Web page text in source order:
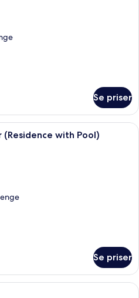
Se priser
Et poolområde med klart vand,
with Pool)
Se priser